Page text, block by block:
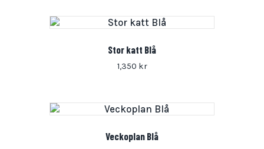
Stor katt Blå
1,350 kr
Veckoplan Blå